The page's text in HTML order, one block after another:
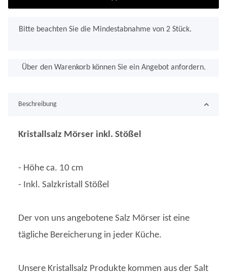
xBitte beachten Sie die Mindestabnahme von 2 Stück.
Über den Warenkorb können Sie ein Angebot anfordern.
Beschreibung
Kristallsalz Mörser inkl. Stößel
- Höhe ca. 10 cm
- Inkl. Salzkristall Stößel
Der von uns angebotene Salz Mörser ist eine
tägliche Bereicherung in jeder Küche.
Unsere Kristallsalz Produkte kommen aus der Salt